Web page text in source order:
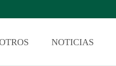
NOTICIAS